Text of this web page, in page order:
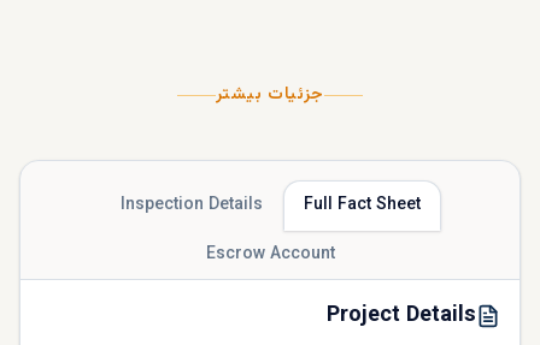
جزئیات بیشتر
Full Fact Sheet
Inspection Details
Escrow Account
Project Details